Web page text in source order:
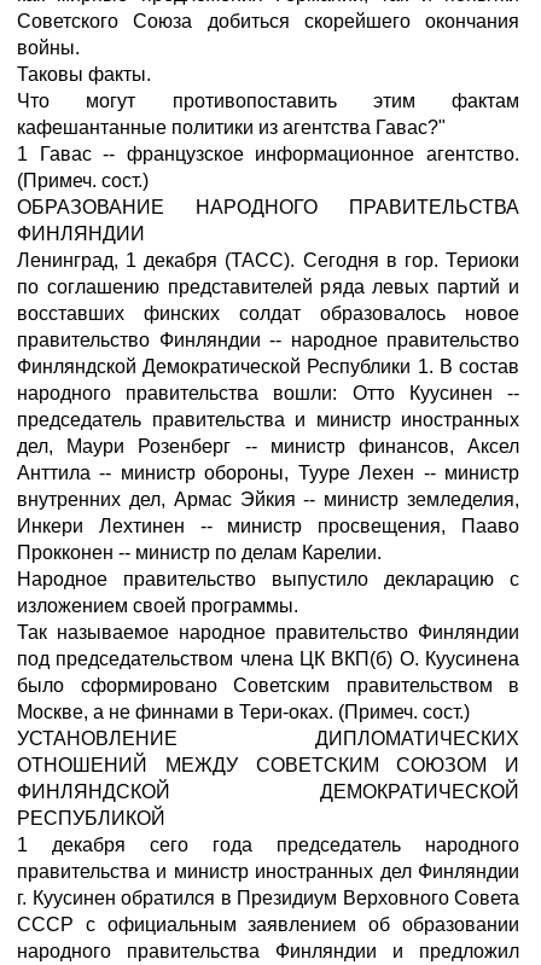
Советского Союза добиться скорейшего окончания
войны.
Таковы факты.
Что могут противопоставить этим фактам
кафешантанные политики из агентства Гавас?"
1 Гавас -- французское информационное агентство.
(Примеч. сост.)
ОБРАЗОВАНИЕ НАРОДНОГО ПРАВИТЕЛЬСТВА
ФИНЛЯНДИИ
Ленинград, 1 декабря (ТАСС). Сегодня в гор. Териоки
по соглашению представителей ряда левых партий и
восставших финских солдат образовалось новое
правительство Финляндии -- народное правительство
Финляндской Демократической Республики 1. В состав
народного правительства вошли: Отто Куусинен --
председатель правительства и министр иностранных
дел, Маури Розенберг -- министр финансов, Аксел
Анттила -- министр обороны, Тууре Лехен -- министр
внутренних дел, Армас Эйкия -- министр земледелия,
Инкери Лехтинен -- министр просвещения, Пааво
Прокконен -- министр по делам Карелии.
Народное правительство выпустило декларацию с
изложением своей программы.
Так называемое народное правительство Финляндии
под председательством члена ЦК ВКП(б) О. Куусинена
было сформировано Советским правительством в
Москве, а не финнами в Тери-оках. (Примеч. сост.)
УСТАНОВЛЕНИЕ ДИПЛОМАТИЧЕСКИХ
ОТНОШЕНИЙ МЕЖДУ СОВЕТСКИМ СОЮЗОМ И
ФИНЛЯНДСКОЙ ДЕМОКРАТИЧЕСКОЙ
РЕСПУБЛИКОЙ
1 декабря сего года председатель народного
правительства и министр иностранных дел Финляндии
г. Куусинен обратился в Президиум Верховного Совета
СССР с официальным заявлением об образовании
народного правительства Финляндии и предложил